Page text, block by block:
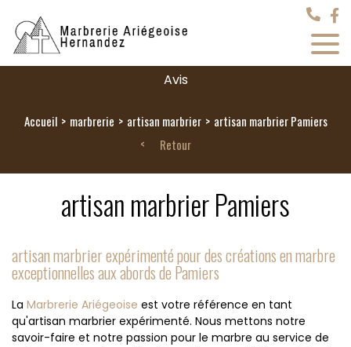
Avis
Accueil marbrerie artisan marbrier artisan marbrier Pamiers
Retour
artisan marbrier Pamiers
artisan marbrier expérimenté pour des créations en marbre
exceptionnelles aux abords de Pamiers
La Marbrerie Ariégeoise est votre référence en tant
qu'artisan marbrier expérimenté. Nous mettons notre
savoir-faire et notre passion pour le marbre au service de